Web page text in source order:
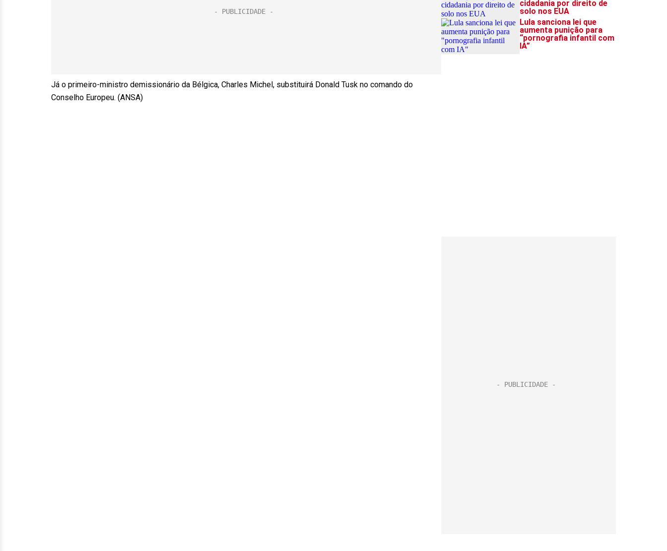
Já o primeiro-ministro demissionário da Bélgica, Charles Michel, substituirá Donald Tusk no comando do
Conselho Europeu. (ANSA)